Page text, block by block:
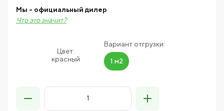
Цвет:
красный
Вариант отгрузки:
1 м2
Мы - официальный дилер
Что это значит?